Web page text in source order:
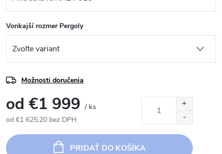
Vonkajší rozmer Pergoly
Možnosti doručenia
od €1 999 / ks
od €1 625,20 bez DPH
cena:
PRIDAŤ DO KOŠÍKA